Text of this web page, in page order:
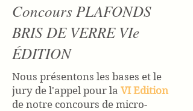
Concours PLAFONDS
BRIS DE VERRE VIe
ÉDITION
Nous présentons les bases et le
jury de l'appel pour la VI Edition
de notre concours de micro-